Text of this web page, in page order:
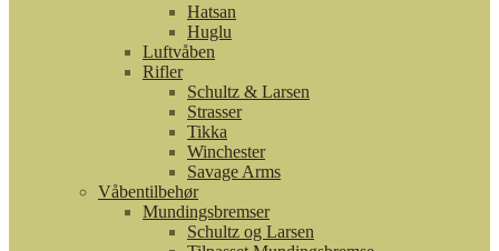
Hatsan
Huglu
Luftvåben
Rifler
Schultz & Larsen
Strasser
Tikka
Winchester
Savage Arms
Våbentilbehør
Mundingsbremser
Schultz og Larsen